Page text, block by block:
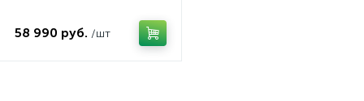
58 990 руб. /шт